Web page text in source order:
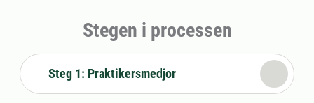
Stegen i processen
Steg 1: Praktikersmedjor